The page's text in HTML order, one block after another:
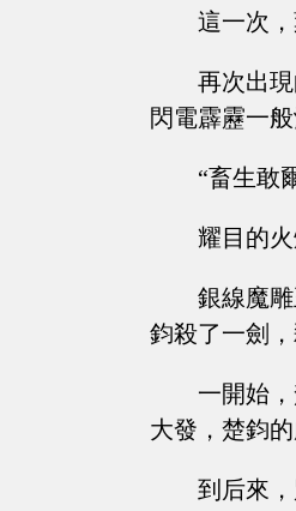
這一次
再次出
閃電霹靂一般
“畜生敢
耀目的
銀線魔
鈞殺了一劍
一開始
大發，楚鈞
到后來